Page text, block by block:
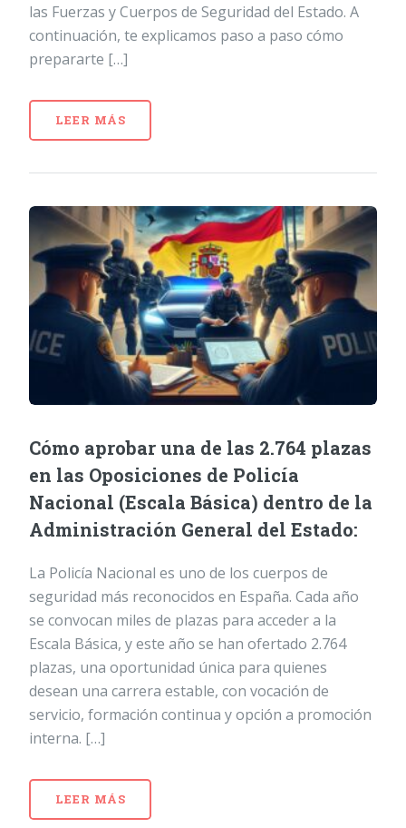
las Fuerzas y Cuerpos de Seguridad del Estado. A
continuación, te explicamos paso a paso cómo
prepararte […]
LEER MÁS
Cómo aprobar una de las 2.764 plazas
en las Oposiciones de Policía
Nacional (Escala Básica) dentro de la
Administración General del Estado:
La Policía Nacional es uno de los cuerpos de
seguridad más reconocidos en España. Cada año
se convocan miles de plazas para acceder a la
Escala Básica, y este año se han ofertado 2.764
plazas, una oportunidad única para quienes
desean una carrera estable, con vocación de
servicio, formación continua y opción a promoción
interna. […]
LEER MÁS